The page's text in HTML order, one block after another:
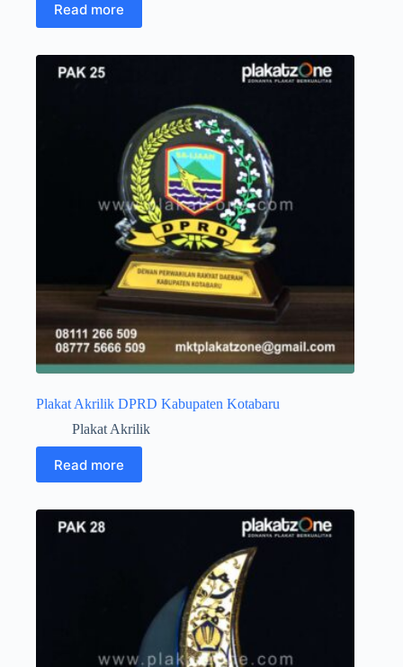
Read more
Plakat Akrilik DPRD Kabupaten Kotabaru
Plakat Akrilik
Read more